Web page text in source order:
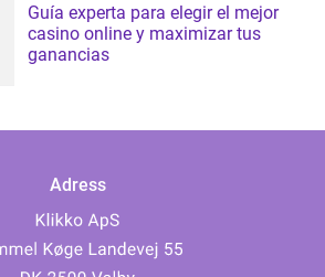
Guía experta para elegir el mejor
casino online y maximizar tus
ganancias
Adress